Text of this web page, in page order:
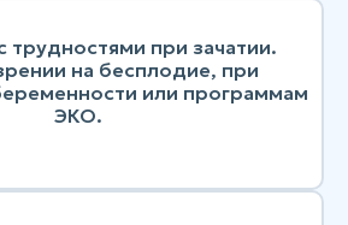
при зачатии.
на бесплодие, при
или программам
ЭКО.